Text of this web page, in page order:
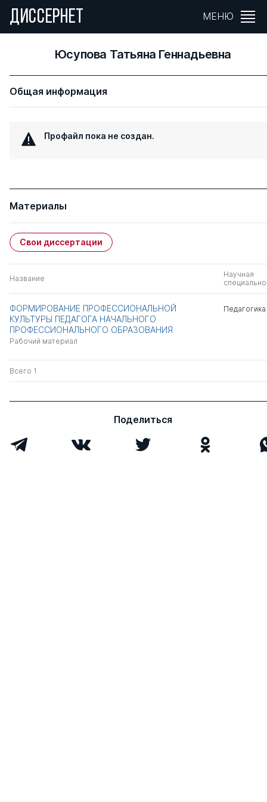
ДИССЕРНЕТ МЕНЮ
Юсупова Татьяна Геннадьевна
Общая информация
Профайл пока не создан.
Материалы
Свои диссертации
Название
Научная
ФОРМИРОВАНИЕ ПРОФЕССИОНАЛЬНОЙ
КУЛЬТУРЫ ПЕДАГОГА НАЧАЛЬНОГО
ПРОФЕССИОНАЛЬНОГО ОБРАЗОВАНИЯ
Рабочий материал
Педагогика
Всего 1
Поделиться